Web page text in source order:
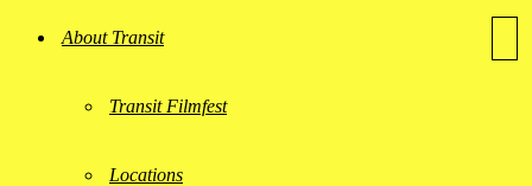
About Transit
Transit Filmfest
Locations